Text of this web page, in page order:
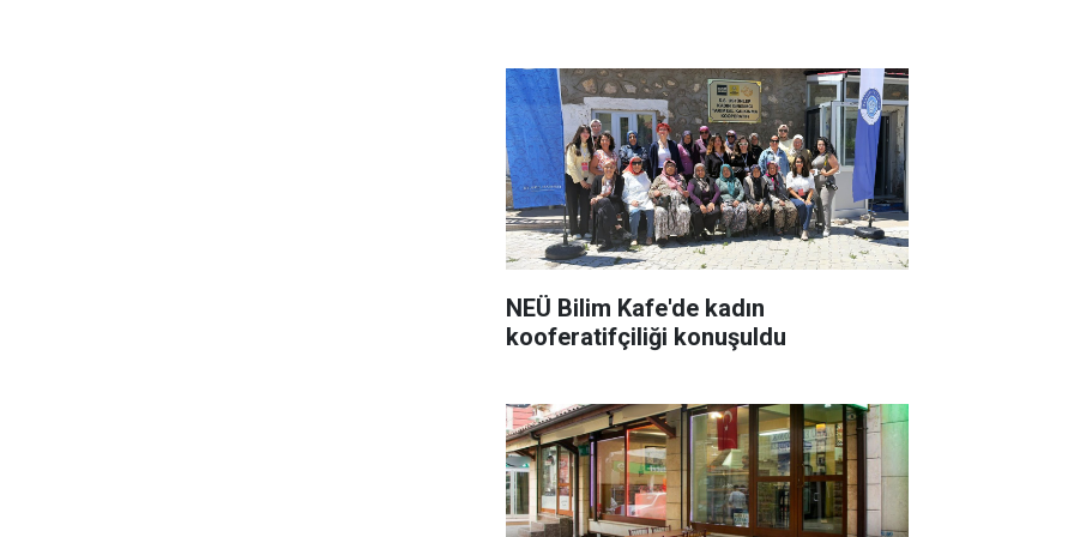
NEÜ Bilim Kafe'de kadın
kooferatifçiliği konuşuldu